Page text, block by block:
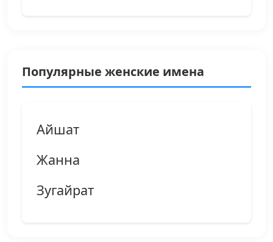
Популярные женские имена
Айшат
Жанна
Зугайрат